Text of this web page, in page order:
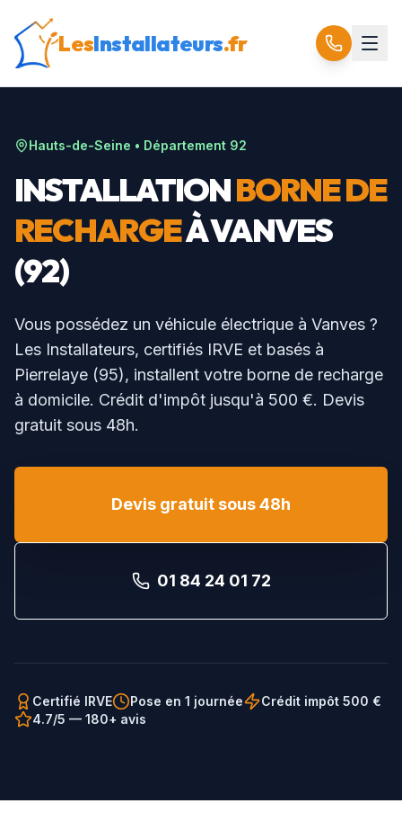
LesInstallateurs.fr
Hauts-de-Seine • Département 92
INSTALLATIONBORNE DE
RECHARGEÀVANVES
(92)
Vous possédez un véhicule électrique à Vanves ?
Les Installateurs, certifiés IRVE et basés à
Pierrelaye (95), installent votre borne de recharge
à domicile. Crédit d'impôt jusqu'à 500 €. Devis
gratuit sous 48h.
Devis gratuit sous 48h
01 84 24 01 72
Certifié IRVE Pose en 1 journée
Crédit impôt 500 €
4.7/5 — 180+ avis